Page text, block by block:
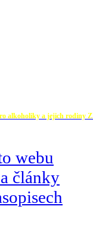
alkoholiky a jejich rodiny
webu
články